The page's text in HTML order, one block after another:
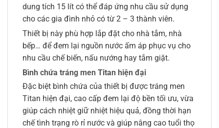
dung tích 15 lít có thể đáp ứng nhu cầu sử dụng
cho các gia đình nhỏ có từ 2 – 3 thành viên.
Thiết bị này phù hợp lắp đặt cho nhà tắm, nhà
bếp… để đem lại nguồn nước ấm áp phục vụ cho
nhu cầu chế biến, nấu nướng hay tắm giặt.
Bình chứa tráng men Titan hiện đại
Đặc biệt bình chứa của thiết bị được tráng men
Titan hiện đại, cao cấp đem lại độ bền tối ưu, vừa
giúp cách nhiệt giữ nhiệt hiệu quả, đồng thời hạn
chế tình trạng rò rỉ nước và giúp nâng cao tuổi thọ